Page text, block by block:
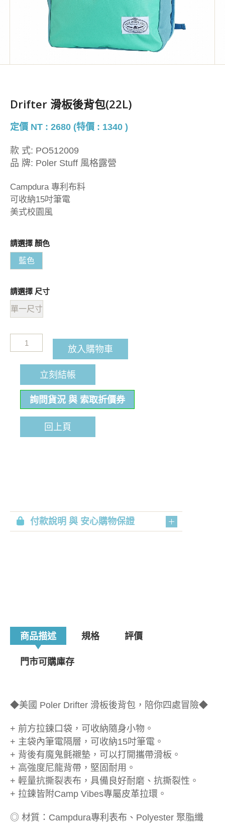
Drifter 滑板後背包(22L)
定價 NT : 2680 (特價 : 1340 )
款 式: PO512009
品 牌: Poler Stuff 風格露營
Campdura 專利布料
可收納15吋筆電
美式校園風
請選擇 顏色
藍色
請選擇 尺寸
單一尺寸
放入購物車
立刻結帳
詢問貨況 與 索取折價券
回上頁
付款說明 與 安心購物保證
商品描述 規格 評價
門市可購庫存
◆美國 Poler Drifter 滑板後背包，陪你四處冒險◆
+ 前方拉鍊口袋，可收納隨身小物。
+ 主袋內筆電隔層，可收納15吋筆電。
+ 背後有魔鬼氈襯墊，可以打開攜帶滑板。
+ 高強度尼龍背帶，堅固耐用。
+ 輕量抗撕裂表布，具備良好耐磨、抗撕裂性。
+ 拉鍊皆附Camp Vibes專屬皮革拉環。
◎ 材質：Campdura專利表布、Polyester 聚脂纖